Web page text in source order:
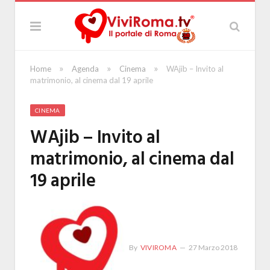
Home » Agenda » Cinema »
WAjib – Invito al
matrimonio, al cinema dal 19 aprile
CINEMA
WAjib – Invito al
matrimonio, al cinema dal
19 aprile
By VIVIROMA 27 Marzo 2018